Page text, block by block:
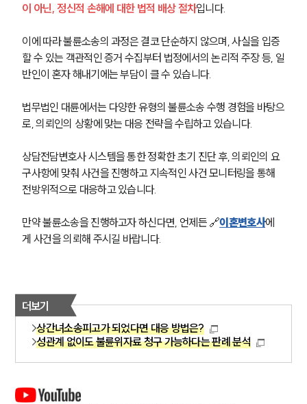
이 아닌, 정신적 손해에 대한 법적 배상 절차입니다.
이에 따라 불륜소송의 과정은 결코 단순하지 않으며, 사실을 입증
할 수 있는 객관적인 증거 수집부터 법정에서의 논리적 주장 등, 일
반인이 혼자 해내기에는 부담이 클 수 있습니다.
법무법인 대륜에서는 다양한 유형의 불륜소송 수행 경험을 바탕으
로, 의뢰인의 상황에 맞는 대응 전략을 수립하고 있습니다.
상담전담변호사 시스템을 통한 정확한 초기 진단 후, 의뢰인의 요
구사항에 맞춰 사건을 진행하고 지속적인 사건 모니터링을 통해
전방위적으로 대응하고 있습니다.
만약 불륜소송을 진행하고자 하신다면, 언제든 🔗이혼변호사에
게 사건을 의뢰해 주시길 바랍니다.
더보기
상간녀소송피고가 되었다면 대응 방법은?
성관계 없이도 불륜위자료 청구 가능하다는 판례 분석